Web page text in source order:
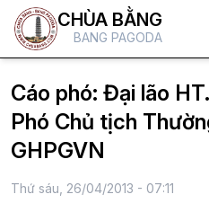
CHÙA BẰNG
BANG PAGODA
Cáo phó: Đại lão
Phó Chủ tịch
GHPGVN
Thứ sáu, 26/04/2013 - 07:11